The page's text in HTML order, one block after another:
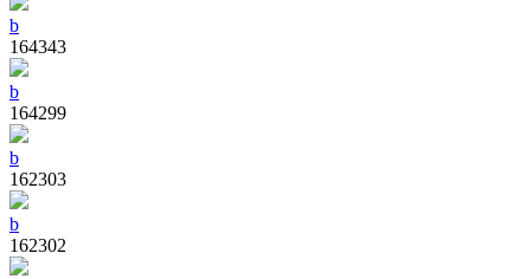
b
164343
b
164299
b
162303
b
162302